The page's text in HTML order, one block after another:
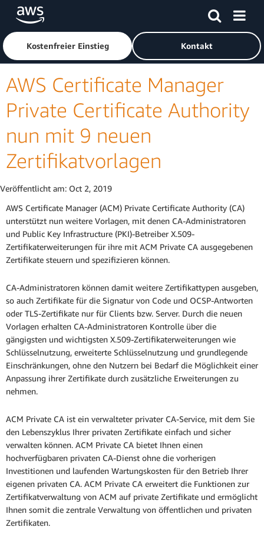
Überspringen zum Hauptinhalt
Klicken Sie hier, um zur Amazon Web Services-Startseite
Kostenfreier Einstieg Kontakt
AWS Certificate Manager
Private Certificate Authority
nun mit 9 neuen
Zertifikatvorlagen
Veröffentlicht am: Oct 2, 2019
AWS Certificate Manager (ACM) Private Certificate Authority (CA)
unterstützt nun weitere Vorlagen, mit denen CA-Administratoren
und Public Key Infrastructure (PKI)-Betreiber X.509-
Zertifikaterweiterungen für ihre mit ACM Private CA ausgegebenen
Zertifikate steuern und spezifizieren können.
CA-Administratoren können damit weitere Zertifikattypen ausgeben,
so auch Zertifikate für die Signatur von Code und OCSP-Antworten
oder TLS-Zertifikate nur für Clients bzw. Server. Durch die neuen
Vorlagen erhalten CA-Administratoren Kontrolle über die
gängigsten und wichtigsten X.509-Zertifikaterweiterungen wie
Schlüsselnutzung, erweiterte Schlüsselnutzung und grundlegende
Einschränkungen, ohne den Nutzern bei Bedarf die Möglichkeit einer
Anpassung ihrer Zertifikate durch zusätzliche Erweiterungen zu
nehmen.
ACM Private CA ist ein verwalteter privater CA-Service, mit dem Sie
den Lebenszyklus Ihrer privaten Zertifikate einfach und sicher
verwalten können. ACM Private CA bietet Ihnen einen
hochverfügbaren privaten CA-Dienst ohne die vorherigen
Investitionen und laufenden Wartungskosten für den Betrieb Ihrer
eigenen privaten CA. ACM Private CA erweitert die Funktionen zur
Zertifikatverwaltung von ACM auf private Zertifikate und ermöglicht
Ihnen somit die zentrale Verwaltung von öffentlichen und privaten
Zertifikaten.